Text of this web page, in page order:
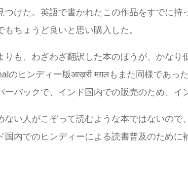
つけた。英語で書かれたこの作品をすでに
もちょうど良いと思い購入した。
りも、わざわざ翻訳した本のほうが、かな
のヒンディー版आख़री मग़लもまた同様であっ
ーバックで、インド国内での販売のため、イ
ない人がこぞって読むような本ではないの
国内でのヒンディーによる読書普及のために